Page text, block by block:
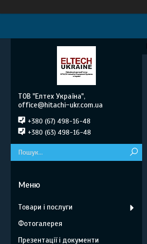
ТОВ "Елтех Україна",
office@hitachi-ukr.com.ua
+380 (67) 498-16-48
+380 (63) 498-16-48
Товари і послуги
Фотогалерея
Презентації і документи